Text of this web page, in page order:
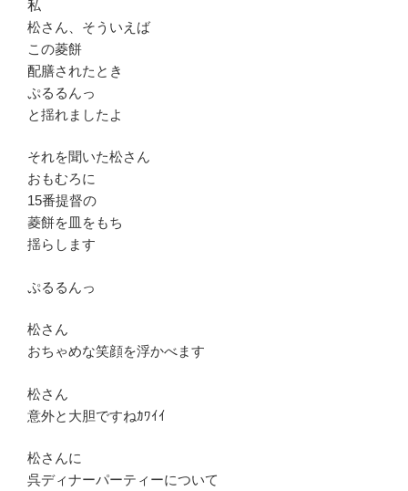
私
松さん、そういえば
この菱餅
配膳されたとき
ぷるるんっ
と揺れましたよ
それを聞いた松さん
おもむろに
15番提督の
菱餅を皿をもち
揺らします
ぷるるんっ
松さん
おちゃめな笑顔を浮かべます
松さん
意外と大胆ですねｶﾜｲｲ
松さんに
呉ディナーパーティーについて